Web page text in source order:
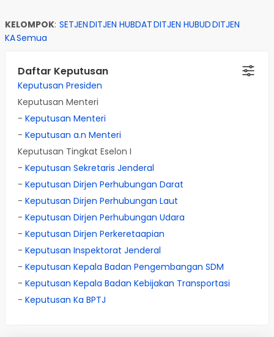
KELOMPOK: SETJENDITJEN HUBDATDITJEN HUBUDDITJEN
KASemua
Daftar Keputusan
Keputusan Presiden
Keputusan Menteri
- Keputusan Menteri
- Keputusan a.n Menteri
Keputusan Tingkat Eselon I
- Keputusan Sekretaris Jenderal
- Keputusan Dirjen Perhubungan Darat
- Keputusan Dirjen Perhubungan Laut
- Keputusan Dirjen Perhubungan Udara
- Keputusan Dirjen Perkeretaapian
- Keputusan Inspektorat Jenderal
- Keputusan Kepala Badan Pengembangan SDM
- Keputusan Kepala Badan Kebijakan Transportasi
- Keputusan Ka BPTJ